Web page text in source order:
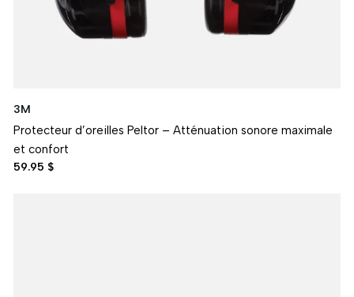
3M
Protecteur d’oreilles Peltor – Atténuation sonore maximale
et confort
59.95 $